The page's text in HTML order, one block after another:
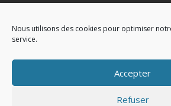
Nous utilisons des cookies pour optimiser
service.
Accepter
Refuser
ESPACE MEMBRE
CONTACT